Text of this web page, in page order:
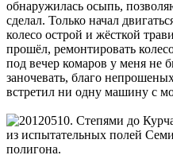
обнаружилась осыпь,
сделал. Только начал
колесо острой и жёсткой
прошёл, ремонтировать
под вечер комаров у меня не
заночевать, благо
встретил ни одну машину с